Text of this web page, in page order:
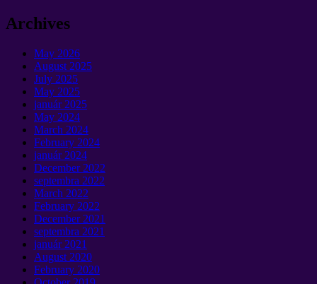
Archives
May 2026
August 2025
July 2025
May 2025
január 2025
May 2024
March 2024
February 2024
január 2024
December2022
septembra 2022
March 2022
February 2022
December2021
septembra 2021
január 2021
August 2020
February 2020